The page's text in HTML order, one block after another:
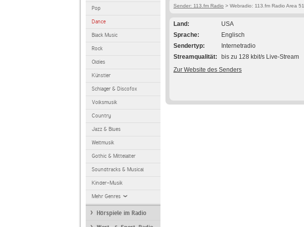
Pop
Dance
Black Music
Rock
Oldies
Künstler
Schlager & Discofox
Volksmusik
Country
Jazz & Blues
Weltmusik
Gothic & Mittelalter
Soundtracks & Musical
Kinder-Musik
Mehr Genres
Hörspiele im Radio
Sender: 113.fm Radio > Webradio: 113.fm Radio Area 51
Land
USA
Sprache
Englisch
Sendertyp
Internetradio
Streamqualität
bis zu 128 kbit/s Live-Stream
Zur Website des Senders